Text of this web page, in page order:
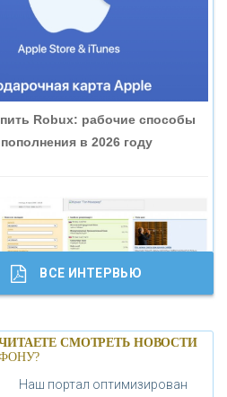
ГЛОБЭКС»
КРЕДИТНЫЙ
Robux: рабочие способы
пополнения в 2026 году
обновил логотип впервые за
лет - «Лента новостей»
ВСЕ ИНТЕРВЬЮ
СМОТРЕТЬ НОВОСТИ
Наш портал оптимизирован